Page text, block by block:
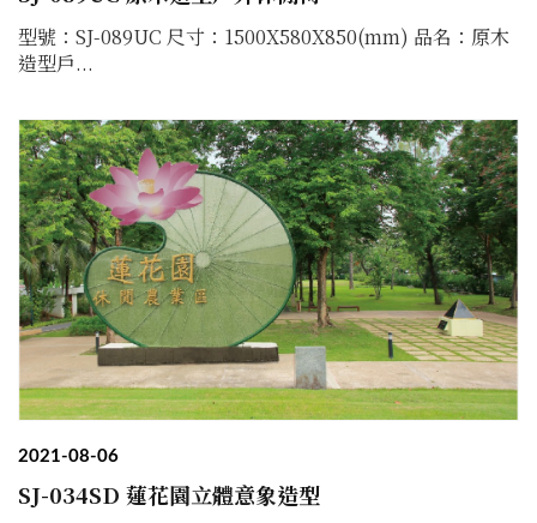
型號：SJ-089UC 尺寸：1500X580X850(mm) 品名：原木
造型戶...
2021-08-06
SJ-034SD 蓮花園立體意象造型